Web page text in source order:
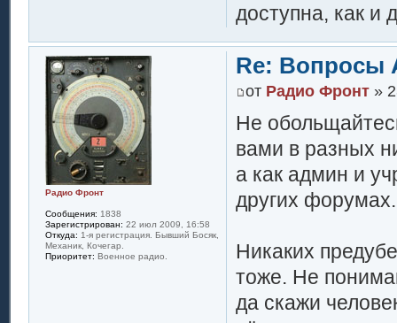
доступна, как и
Re: Вопросы
от Радио Фронт»
Не
вами в разных
а как админ и
других
Никаких
тоже. Не
да скажи
Радио Фронт
Сообщения: 1838
Зарегистрирован: 22 июл 2009, 16:58
Откуда: 1-я регистрация. Бывший Босяк,
Механик, Кочегар.
Приоритет: Военное радио.